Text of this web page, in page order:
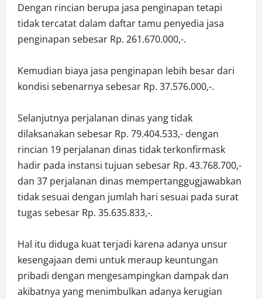
Dengan rincian berupa jasa penginapan tetapi
tidak tercatat dalam daftar tamu penyedia jasa
penginapan sebesar Rp. 261.670.000,-.
Kemudian biaya jasa penginapan lebih besar dari
kondisi sebenarnya sebesar Rp. 37.576.000,-.
Selanjutnya perjalanan dinas yang tidak
dilaksanakan sebesar Rp. 79.404.533,- dengan
rincian 19 perjalanan dinas tidak terkonfirmask
hadir pada instansi tujuan sebesar Rp. 43.768.700,-
dan 37 perjalanan dinas mempertanggugjawabkan
tidak sesuai dengan jumlah hari sesuai pada surat
tugas sebesar Rp. 35.635.833,-.
Hal itu diduga kuat terjadi karena adanya unsur
kesengajaan demi untuk meraup keuntungan
pribadi dengan mengesampingkan dampak dan
akibatnya yang menimbulkan adanya kerugian